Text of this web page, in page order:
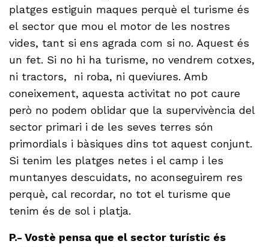
platges estiguin maques perquè el turisme és
el sector que mou el motor de les nostres
vides, tant si ens agrada com si no. Aquest és
un fet. Si no hi ha turisme, no vendrem cotxes,
ni tractors, ni roba, ni queviures. Amb
coneixement, aquesta activitat no pot caure
però no podem oblidar que la supervivència del
sector primari i de les seves terres són
primordials i bàsiques dins tot aquest conjunt.
Si tenim les platges netes i el camp i les
muntanyes descuidats, no aconseguirem res
perquè, cal recordar, no tot el turisme que
tenim és de sol i platja.
P.- Vostè pensa que el sector turístic és